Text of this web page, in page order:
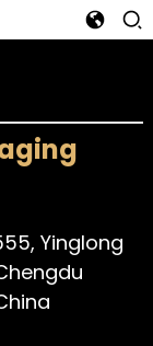
Yinglong